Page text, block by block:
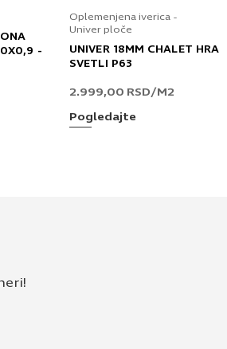
-
Oplemenjena iverica -
Univer ploče
UNIVER 18MM CHALET
SVETLI P63
2.999,00 RSD/M2
Pogledajte